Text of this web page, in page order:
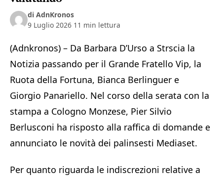
di AdnKronos
9 Luglio 2026 11 min lettura
(Adnkronos) – Da Barbara D’Urso a Strscia la
Notizia passando per il Grande Fratello Vip, la
Ruota della Fortuna, Bianca Berlinguer e
Giorgio Panariello. Nel corso della serata con la
stampa a Cologno Monzese, Pier Silvio
Berlusconi ha risposto alla raffica di domande e
annunciato le novità dei palinsesti Mediaset.
Per quanto riguarda le indiscrezioni relative a